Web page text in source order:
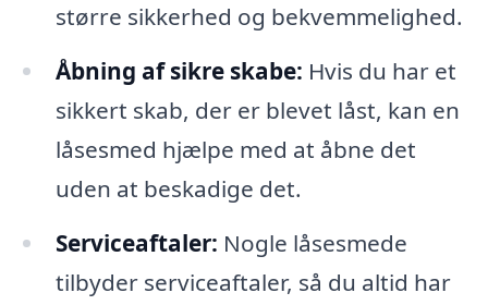
større sikkerhed og bekvemmelighed.
Åbning af sikre skabe: Hvis du har et
sikkert skab, der er blevet låst, kan en
låsesmed hjælpe med at åbne det
uden at beskadige det.
Serviceaftaler: Nogle låsesmede
tilbyder serviceaftaler, så du altid har